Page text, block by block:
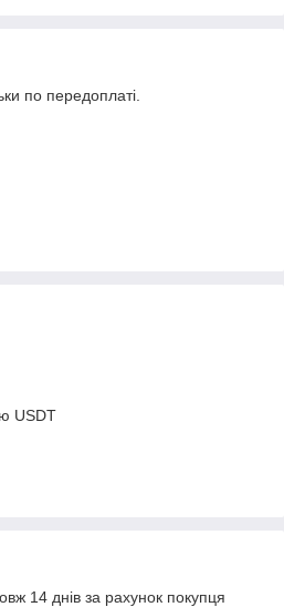
по передоплаті.
USDT
14 днів за рахунок покупця